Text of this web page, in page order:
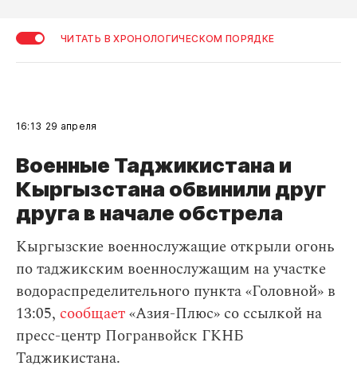
ЧИТАТЬ В ХРОНОЛОГИЧЕСКОМ ПОРЯДКЕ
16:13 29 апреля
Военные Таджикистана и
Кыргызстана обвинили друг
друга в начале обстрела
Кыргызские военнослужащие открыли огонь
по таджикским военнослужащим на участке
водораспределительного пункта «Головной» в
13:05, сообщает«Азия-Плюс» со ссылкой на
пресс-центр Погранвойск ГКНБ
Таджикистана.